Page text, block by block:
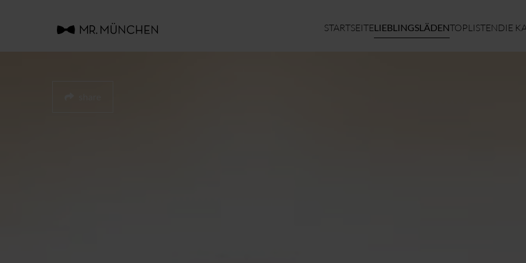
STARTSEITELIEBLINGSLÄDENTOPLISTENDIE